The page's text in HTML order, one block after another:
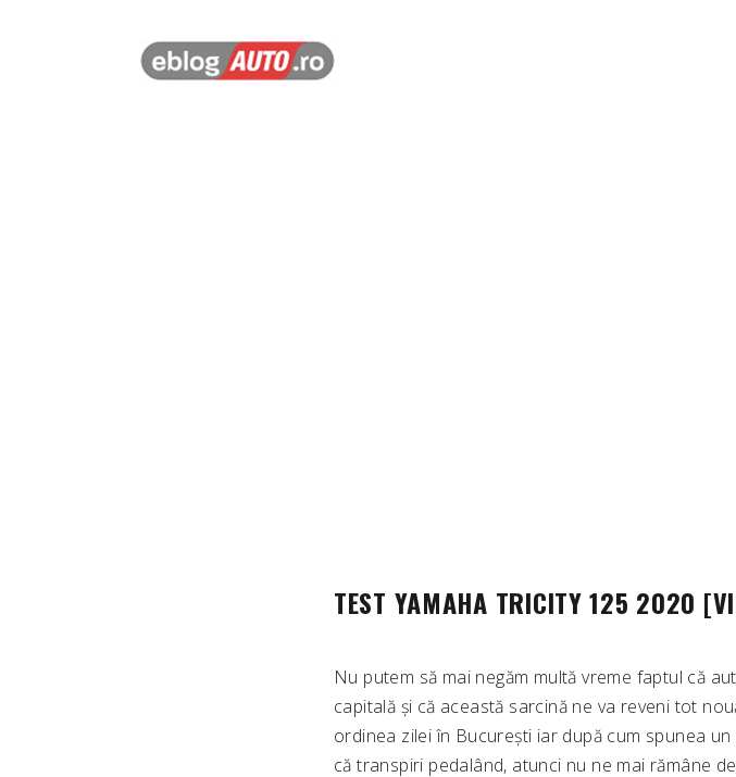
TEST YAMAHA TRICITY 125 2020
Nu putem să mai negăm multă vreme faptul că
capitală și că această sarcină ne va reveni tot
ordinea zilei în București iar după cum spunea
că transpiri pedalând, atunci nu ne mai rămâne